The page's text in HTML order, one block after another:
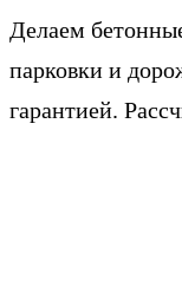
Делаем
парковки и
гарантией.